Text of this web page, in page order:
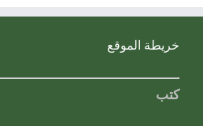
خريطة الموقع
كتب